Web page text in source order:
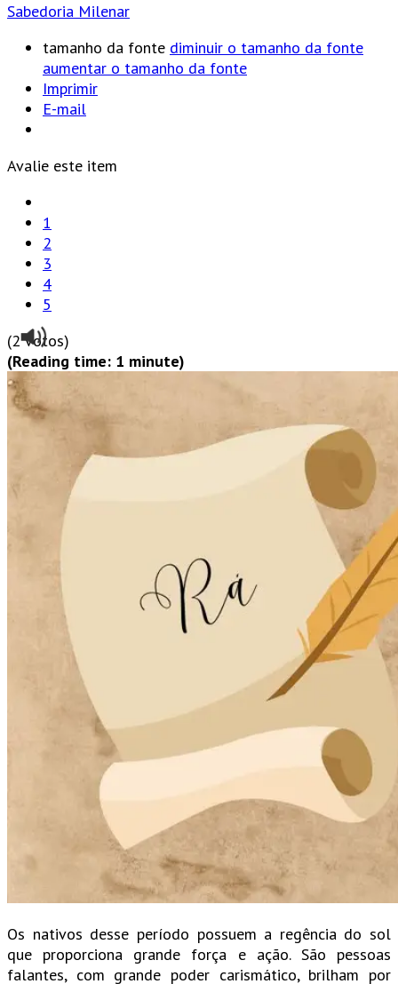
Sabedoria Milenar
tamanho da fonte diminuir o tamanho da fonte
aumentar o tamanho da fonte
Imprimir
E-mail
Avalie este item
1
2
3
4
5
(2 votos)
(Reading time: 1 minute)
Os nativos desse período possuem a regência do sol
que proporciona grande força e ação. São pessoas
falantes, com grande poder carismático, brilham por